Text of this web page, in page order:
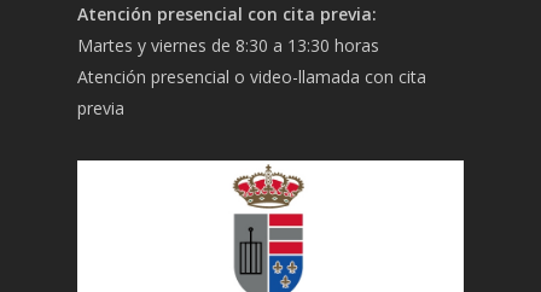
Atención presencial con cita previa:
Martes y viernes de 8:30 a 13:30 horas
Atención presencial o video-llamada con cita
previa